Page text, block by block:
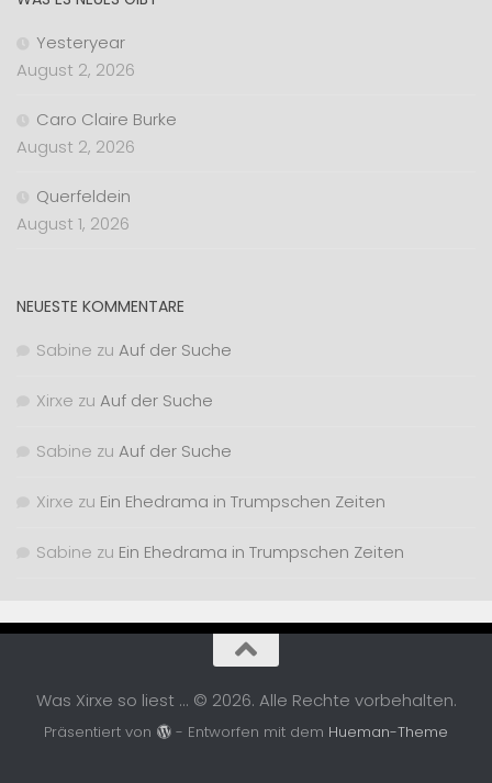
Yesteryear
August 2, 2026
Caro Claire Burke
August 2, 2026
Querfeldein
August 1, 2026
NEUESTE KOMMENTARE
Sabine zu Auf der Suche
Xirxe zu Auf der Suche
Sabine zu Auf der Suche
Xirxe zu Ein Ehedrama in Trumpschen Zeiten
Sabine zu Ein Ehedrama in Trumpschen Zeiten
Was Xirxe so liest ... © 2026. Alle Rechte vorbehalten.
Präsentiert von - Entworfen mit dem Hueman-Theme